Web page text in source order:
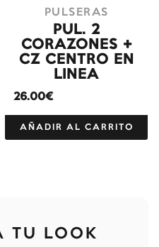
PULSERAS
PUL. 2
CORAZONES +
CZ CENTRO EN
LINEA
26.00€
AÑADIR AL CARRITO
TU LOOK